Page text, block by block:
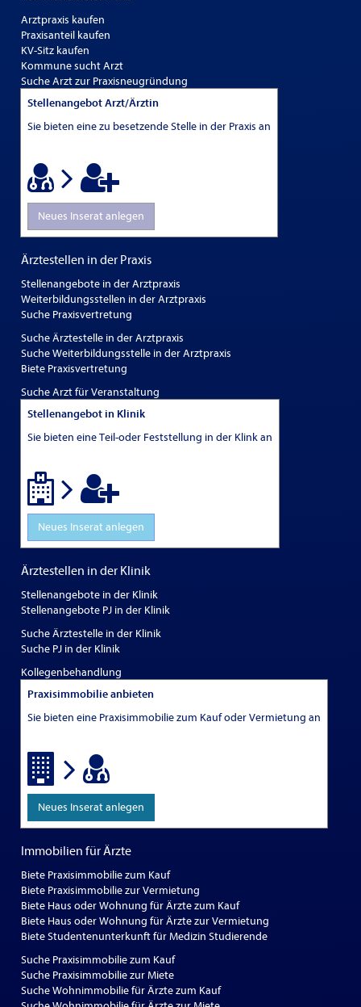
Arztpraxis kaufen
Praxisanteil kaufen
KV-Sitz kaufen
Kommune sucht Arzt
Suche Arzt zur Praxisneugründung
Stellenangebot Arzt/Ärztin
Sie bieten eine zu besetzende Stelle in der Praxis an
Neues Inserat anlegen
Ärztestellen in der Praxis
Stellenangebote in der Arztpraxis
Weiterbildungsstellen in der Arztpraxis
Suche Praxisvertretung
Suche Ärztestelle in der Arztpraxis
Suche Weiterbildungsstelle in der Arztpraxis
Biete Praxisvertretung
Suche Arzt für Veranstaltung
Stellenangebot in Klinik
Sie bieten eine Teil-oder Feststellung in der Klink an
Neues Inserat anlegen
Ärztestellen in der Klinik
Stellenangebote in der Klinik
Stellenangebote PJ in der Klinik
Suche Ärztestelle in der Klinik
Suche PJ in der Klinik
Kollegenbehandlung
Praxisimmobilie anbieten
Sie bieten eine Praxisimmobilie zum Kauf oder Vermietung an
Neues Inserat anlegen
Immobilien für Ärzte
Biete Praxisimmobilie zum Kauf
Biete Praxisimmobilie zur Vermietung
Biete Haus oder Wohnung für Ärzte zum Kauf
Biete Haus oder Wohnung für Ärzte zur Vermietung
Biete Studentenunterkunft für Medizin Studierende
Suche Praxisimmobilie zum Kauf
Suche Praxisimmobilie zur Miete
Suche Wohnimmobilie für Ärzte zum Kauf